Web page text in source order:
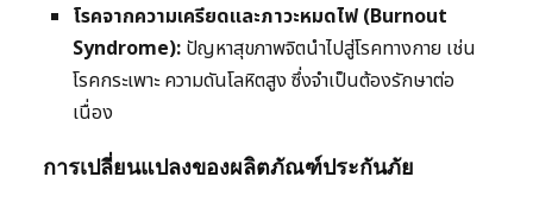
โรคจากความเครียดและภาวะหมดไฟ (Burnout
Syndrome): ปัญหาสุขภาพจิตนำไปสู่โรคทางกาย เช่น
โรคกระเพาะ ความดันโลหิตสูง ซึ่งจำเป็นต้องรักษาต่อ
เนื่อง
การเปลี่ยนแปลงของผลิตภัณฑ์ประกันภัย